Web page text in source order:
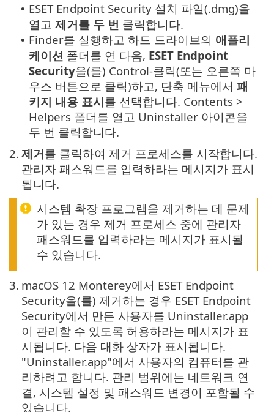
• ESET Endpoint Security 설치 파일(.dmg)을
열고 제거를 두 번 클릭합니다.
• Finder를 실행하고 하드 드라이브의 애플리
케이션 폴더를 연 다음, ESET Endpoint
Security을(를) Control-클릭(또는 오른쪽 마
우스 버튼으로 클릭)하고, 단축 메뉴에서 패
키지 내용 표시를 선택합니다. Contents >
Helpers 폴더를 열고 Uninstaller 아이콘을
두 번 클릭합니다.
2. 제거를 클릭하여 제거 프로세스를 시작합니다.
관리자 패스워드를 입력하라는 메시지가 표시
됩니다.
시스템 확장 프로그램을 제거하는 데 문제
가 있는 경우 제거 프로세스 중에 관리자
패스워드를 입력하라는 메시지가 표시될
수 있습니다.
3. macOS 12 Monterey에서 ESET Endpoint
Security을(를) 제거하는 경우 ESET Endpoint
Security에서 만든 사용자를 Uninstaller.app
이 관리할 수 있도록 허용하라는 메시지가 표
시됩니다. 다음 대화 상자가 표시됩니다.
"Uninstaller.app"에서 사용자의 컴퓨터를 관
리하려고 합니다. 관리 범위에는 네트워크 연
결, 시스템 설정 및 패스워드 변경이 포함될 수
있습니다.